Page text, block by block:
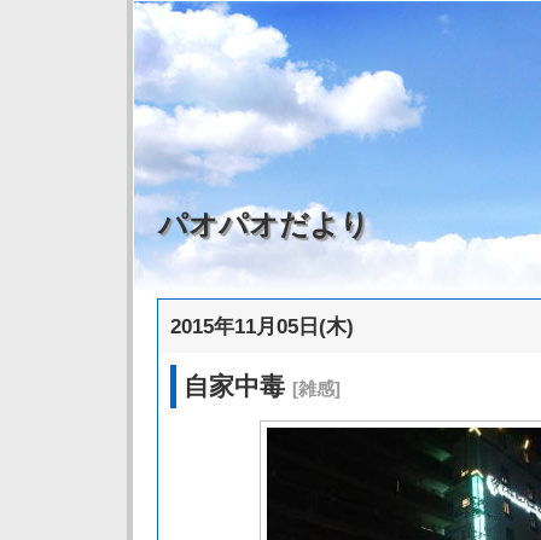
パオパオだより
2015年11月05日(木)
自家中毒 [雑感]